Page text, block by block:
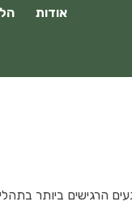
אודות
הרגישים ביותר